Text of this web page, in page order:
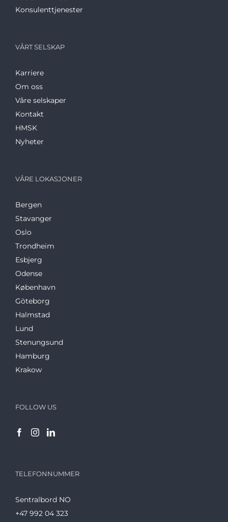
Konsulenttjenester
VÅRT SELSKAP
Karriere
Om oss
Våre selskaper
Kontakt
HMSK
Nyheter
VÅRE LOKASJONER
Bergen
Stavanger
Oslo
Trondheim
Esbjerg
Odense
København
Göteborg
Halmstad
Lund
Stenungsund
Hamburg
Krakow
FOLLOW US
TELEFONNUMMER
Sentralbord NO
+47 992 04 323